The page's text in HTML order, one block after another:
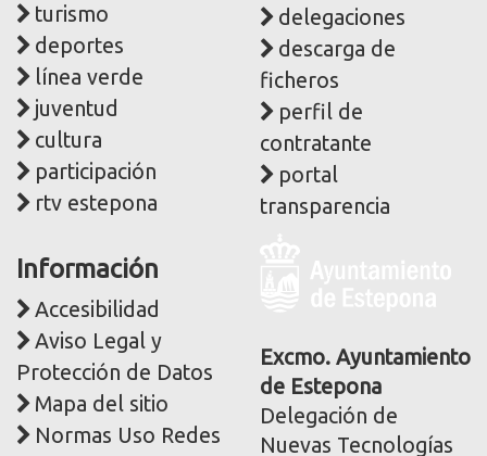
turismo
deportes
línea verde
juventud
cultura
participación
rtv estepona
delegaciones
descarga de
ficheros
perfil de
contratante
portal
transparencia
Información
Accesibilidad
Aviso Legal y
Protección de Datos
Mapa del sitio
Normas Uso Redes
corporativa
Excmo. Ayuntamiento
de Estepona
Delegación de
Nuevas Tecnologías